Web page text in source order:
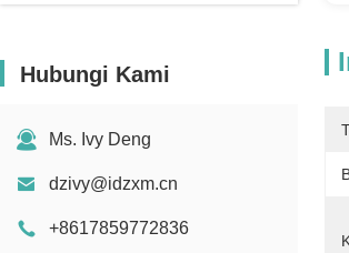
Hubungi Kami
Ms. Ivy Deng
dzivy@idzxm.cn
+8617859772836